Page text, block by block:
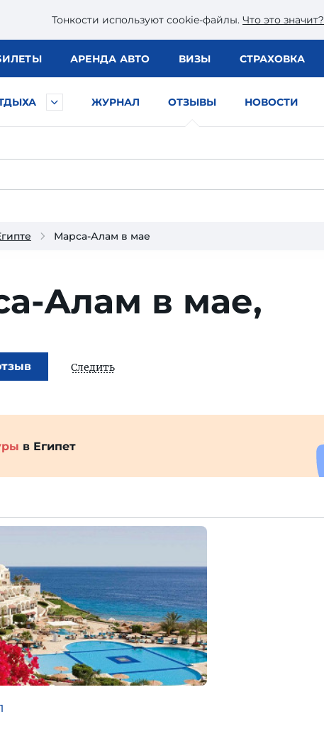
Тонкости используют сookie-файлы. Что это значит?
АРЕНДА АВТО ВИЗЫ СТРАХОВКА
ЖУРНАЛ ОТЗЫВЫ НОВОСТИ
Марса-Алам в мае
Алам в мае,
Следить
в Египет